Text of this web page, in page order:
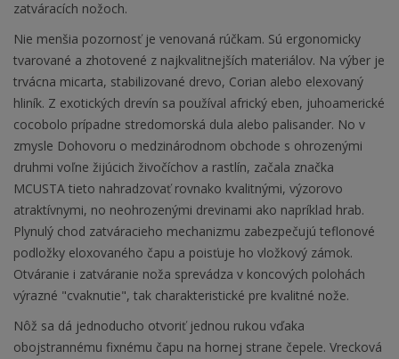
zatváracích nožoch.
Nie menšia pozornosť je venovaná rúčkam. Sú ergonomicky
tvarované a zhotovené z najkvalitnejších materiálov. Na výber je
trvácna micarta, stabilizované drevo, Corian alebo elexovaný
hliník. Z exotických drevín sa používal africký eben, juhoamerické
cocobolo prípadne stredomorská dula alebo palisander. No v
zmysle Dohovoru o medzinárodnom obchode s ohrozenými
druhmi voľne žijúcich živočíchov a rastlín, začala značka
MCUSTA tieto nahradzovať rovnako kvalitnými, výzorovo
atraktívnymi, no neohrozenými drevinami ako napríklad hrab.
Plynulý chod zatváracieho mechanizmu zabezpečujú teflonové
podložky eloxovaného čapu a poisťuje ho vložkový zámok.
Otváranie i zatváranie noža sprevádza v koncových polohách
výrazné "cvaknutie", tak charakteristické pre kvalitné nože.
Nôž sa dá jednoducho otvoriť jednou rukou vďaka
obojstrannému fixnému čapu na hornej strane čepele. Vrecková